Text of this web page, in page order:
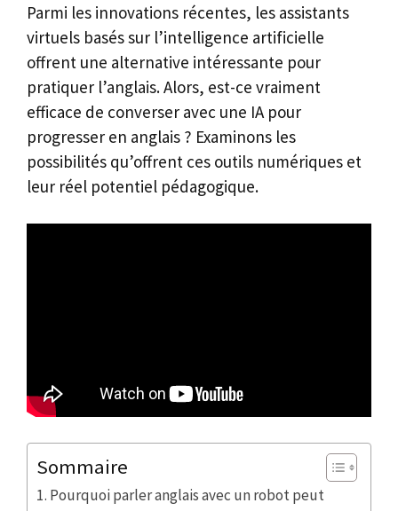
Parmi les innovations récentes, les assistants
virtuels basés sur l’intelligence artificielle
offrent une alternative intéressante pour
pratiquer l’anglais. Alors, est-ce vraiment
efficace de converser avec une IA pour
progresser en anglais ? Examinons les
possibilités qu’offrent ces outils numériques et
leur réel potentiel pédagogique.
Sommaire
Pourquoi parler anglais avec un robot peut